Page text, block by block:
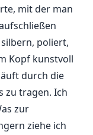
mit der man
poliert,
Kopf kunstvoll
durch die
zu tragen. Ich
zur
ziehe ich